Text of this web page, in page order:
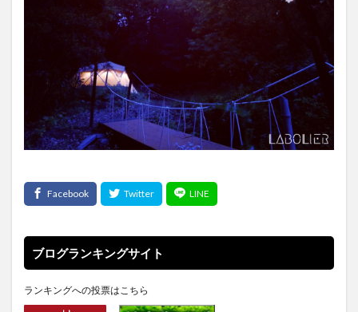
ブログランキングサイト
ランキングへの投票はこちら